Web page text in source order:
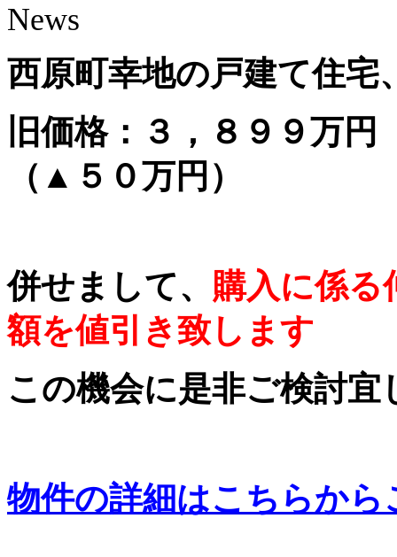
News
西原町幸地の戸建て住宅
旧価格：３，８９９
（▲５０万円）
併せまして、 購入に係る
額を値引き致します
この機会に是非ご検討
物件の詳細はこちらから